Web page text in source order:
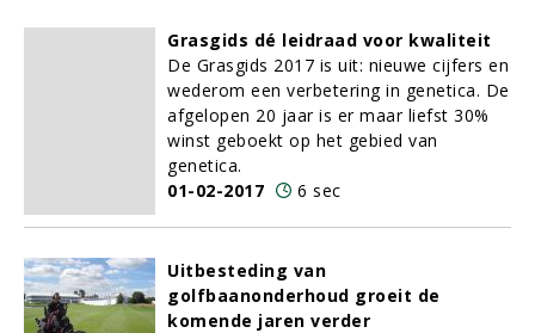
Grasgids dé leidraad voor kwaliteit
De Grasgids 2017 is uit: nieuwe cijfers en
wederom een verbetering in genetica. De
afgelopen 20 jaar is er maar liefst 30%
winst geboekt op het gebied van
genetica.
01-02-2017
6 sec
Uitbesteding van
golfbaanonderhoud groeit de
komende jaren verder